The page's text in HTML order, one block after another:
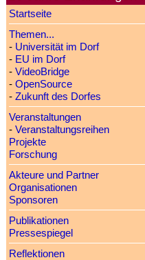
Startseite
Themen...
- Universität im Dorf
- EU im Dorf
- VideoBridge
- OpenSource
- Zukunft des Dorfes
Veranstaltungen
- Veranstaltungsreihen
Projekte
Forschung
Akteure und Partner
Organisationen
Sponsoren
Publikationen
Pressespiegel
Reflektionen